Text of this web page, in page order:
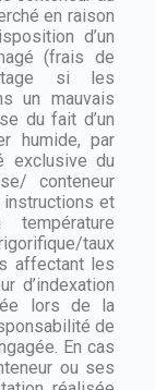
en raison
d’un
(frais de
si les
un mauvais
du fait d’un
humide, par
exclusive du
conteneur
instructions et
taux
affectant les
d’indexation
lors de la
de
En cas
ou ses